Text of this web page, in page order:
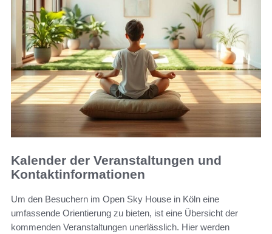
Kalender der Veranstaltungen und
Kontaktinformationen
Um den Besuchern im Open Sky House in Köln eine
umfassende Orientierung zu bieten, ist eine Übersicht der
kommenden Veranstaltungen unerlässlich. Hier werden